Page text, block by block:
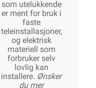
som utelukkende
er ment for bruk i
faste
teleinstallasjoner,
og elektrisk
materiell som
forbruker selv
lovlig kan
installere. Ønsker
du mer